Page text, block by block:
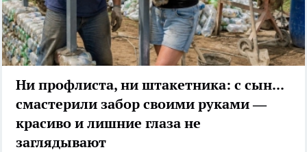
Ни профлиста, ни штакетника: с сыном
смастерили забор своими руками —
красиво и лишние глаза не
заглядывают